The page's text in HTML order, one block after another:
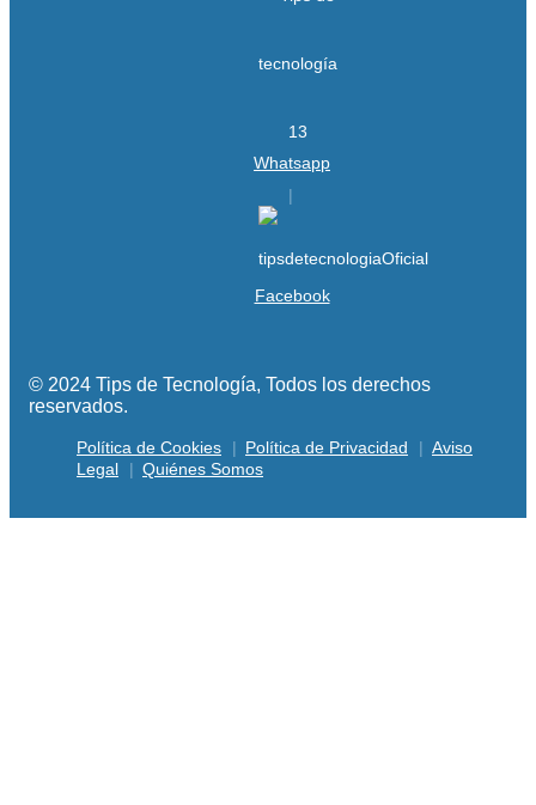
Whatsapp
Facebook
© 2024 Tips de Tecnología, Todos los derechos
reservados.
Política de Cookies Política de Privacidad
Aviso
Legal
Quiénes Somos